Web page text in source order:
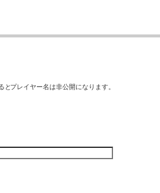
とプレイヤー名は非公開になります。